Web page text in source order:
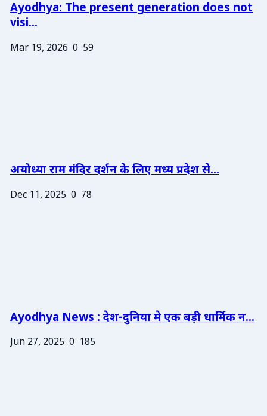
Ayodhya: The present generation does not
visi...
Mar 19, 2026 0 59
अयोध्या राम मंदिर दर्शन के लिए मध्य प्रदेश से...
Dec 11, 2025 0 78
Ayodhya News : देश-दुनिया मे एक बड़ी धार्मिक न...
Jun 27, 2025 0 185